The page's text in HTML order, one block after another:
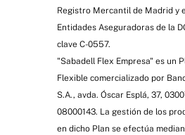
Registro Mercantil de Madrid y
Entidades Aseguradoras de la
clave C-0557.
"Sabadell Flex Empresa" es un
Flexible comercializado por
S.A., avda. Óscar Esplá, 37,
08000143. La gestión de los
en dicho Plan se efectúa